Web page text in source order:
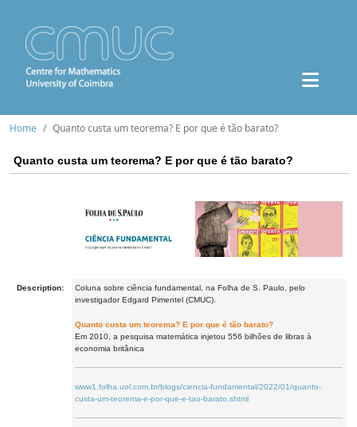
Home Quanto custa um teorema? E por que é tão barato?
Quanto custa um teorema? E por que é tão barato?
Description:
Coluna sobre ciência fundamental, na Folha de S. Paulo, pelo
investigador Edgard Pimentel (CMUC).
Quanto custa um teorema? E por que é tão barato?
Em 2010, a pesquisa matemática injetou 556 bilhões de libras à
economia britânica
www1.folha.uol.com.br/blogs/ciencia-fundamental/2022/01/quanto-
custa-um-teorema-e-por-que-e-tao-barato.shtml